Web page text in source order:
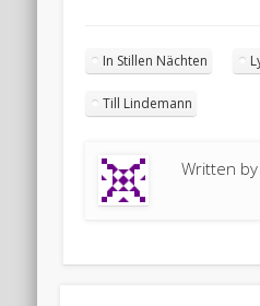
In Stillen Nächten
Till Lindemann
Written by